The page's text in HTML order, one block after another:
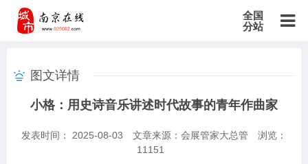
全国
分站
安徽站
福建站 山东站 山西站 河南站 河北站
黑龙江站
吉林站
甘肃站 江西站 陕西站 广西站 海南站
西藏站
图文详情
小格：用史诗音乐讲述时代故事的青年作曲家
发表时间： 2025-08-03 文章来源：会展管家大总管
浏览：
11151